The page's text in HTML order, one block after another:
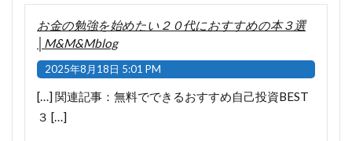
お金の勉強を始めたい２０代におすすめの本３選
│M&M&Mblog
2025年8月18日 5:01 PM
[…] 関連記事：無料でできるおすすめ自己投資BEST
３ […]